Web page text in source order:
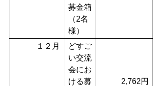
募金箱
（2名
様）
１２月
どすご
い交流
会にお
ける募
2,762円